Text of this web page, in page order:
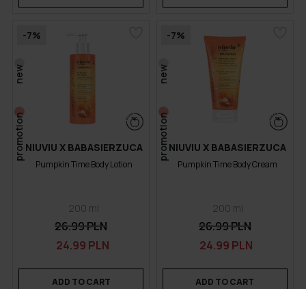
-7%
promotion
new
NIUVIU X BABASIERZUCA
Pumpkin Time Body Lotion
200 ml
26.99 PLN
24.99 PLN
ADD TO CART
-7%
promotion
new
NIUVIU X BABASIERZUCA
Pumpkin Time Body Cream
200 ml
26.99 PLN
24.99 PLN
ADD TO CART